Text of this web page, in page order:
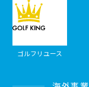
ゴルフリユース